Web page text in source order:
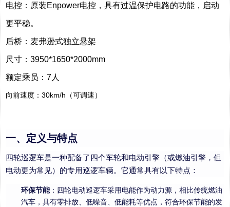
电控：原装Enpower电控，具有过温保护电路的功能，启动
更平稳。
后桥：麦弗逊式独立悬架
尺寸：3950*1650*2000mm
额定乘员：7人
向前速度：30km/h（可调速）
一、定义与特点
四轮巡逻车是一种配备了四个车轮和电动引擎（或燃油引擎，但
电动更为常见）的专用巡逻车辆。它通常具有以下特点：
环保节能：四轮电动巡逻车采用电能作为动力源，相比传统燃油
汽车，具有零排放、低噪音、低能耗等优点，符合环保节能的发